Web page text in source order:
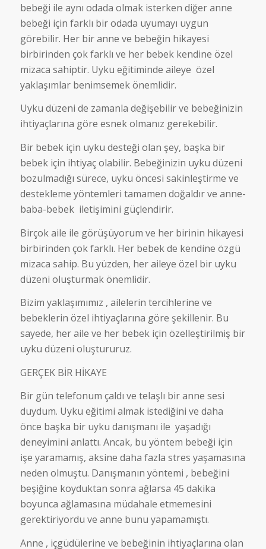
bebeği ile aynı odada olmak isterken diğer anne
bebeği için farklı bir odada uyumayı uygun
görebilir. Her bir anne ve bebeğin hikayesi
birbirinden çok farklı ve her bebek kendine özel
mizaca sahiptir. Uyku eğitiminde aileye özel
yaklaşımlar benimsemek önemlidir.
Uyku düzeni de zamanla değişebilir ve bebeğinizin
ihtiyaçlarına göre esnek olmanız gerekebilir.
Bir bebek için uyku desteği olan şey, başka bir
bebek için ihtiyaç olabilir. Bebeğinizin uyku düzeni
bozulmadığı sürece, uyku öncesi sakinleştirme ve
destekleme yöntemleri tamamen doğaldır ve anne-
baba-bebek iletişimini güçlendirir.
Birçok aile ile görüşüyorum ve her birinin hikayesi
birbirinden çok farklı. Her bebek de kendine özgü
mizaca sahip. Bu yüzden, her aileye özel bir uyku
düzeni oluşturmak önemlidir.
Bizim yaklaşımımız , ailelerin tercihlerine ve
bebeklerin özel ihtiyaçlarına göre şekillenir. Bu
sayede, her aile ve her bebek için özelleştirilmiş bir
uyku düzeni oluştururuz.
GERÇEK BİR HİKAYE
Bir gün telefonum çaldı ve telaşlı bir anne sesi
duydum. Uyku eğitimi almak istediğini ve daha
önce başka bir uyku danışmanı ile yaşadığı
deneyimini anlattı. Ancak, bu yöntem bebeği için
işe yaramamış, aksine daha fazla stres yaşamasına
neden olmuştu. Danışmanın yöntemi , bebeğini
beşiğine koyduktan sonra ağlarsa 45 dakika
boyunca ağlamasına müdahale etmemesini
gerektiriyordu ve anne bunu yapamamıştı.
Anne , içgüdülerine ve bebeğinin ihtiyaçlarına olan